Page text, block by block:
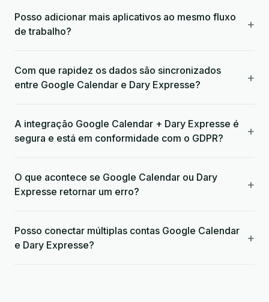
Posso adicionar mais aplicativos ao mesmo fluxo
de trabalho?
+
Com que rapidez os dados são sincronizados
entre Google Calendar e Dary Expresse?
+
A integração Google Calendar + Dary Expresse é
segura e está em conformidade com o GDPR?
+
O que acontece se Google Calendar ou Dary
Expresse retornar um erro?
+
Posso conectar múltiplas contas Google Calendar
e Dary Expresse?
+